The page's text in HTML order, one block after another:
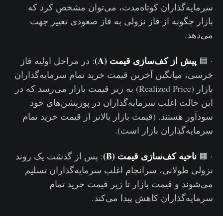
سرمایه‌گذاران کوتاه‌مدت، می‌توان مشخص کرد که
بازار چگونه از فاز نزولی به فاز صعودی تغییر جهت
می‌دهد.
· 🟦 پیش از کف‌سازی قیمت (A)
: در مراحل اولیه فاز
خرسی، میانگین آخرین قیمت خرید تمام سرمایه‌گذاران
بازار (Realized Price) به زیر قیمت بازار می‌رسد که در
این حالت اغلب سرمایه‌گذاران در پوزیشن‌های خود
سودآور هستند. (قیمت بازار بالاتر از قیمت خرید تمام
سرمایه‌گذاران بازار است).
· 🟧 ناحیه کف‌سازی قیمت (B)
: پس از گذشت یک روند
نزولی طولانی، سرانجام اغلب سرمایه‌گذاران تسلیم
می‌شوند و قیمت بازار تا زیر قیمت خرید تمام
سرمایه‌گذاران کاهش پیدا می‌کند.